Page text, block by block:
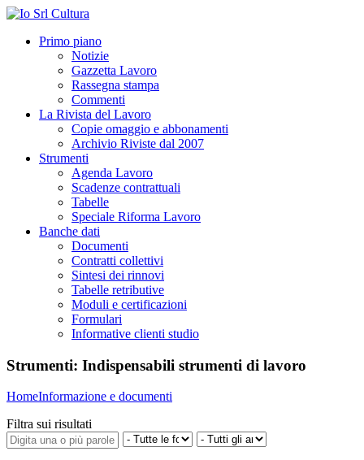
Primo piano
Notizie
Gazzetta Lavoro
Rassegna stampa
Commenti
La Rivista del Lavoro
Copie omaggio e abbonamenti
Archivio Riviste dal 2007
Strumenti
Agenda Lavoro
Scadenze contrattuali
Tabelle
Speciale Riforma Lavoro
Banche dati
Documenti
Contratti collettivi
Sintesi dei rinnovi
Tabelle retributive
Moduli e certificazioni
Formulari
Informative clienti studio
Strumenti: Indispensabili strumenti di lavoro
HomeInformazione e documenti
Filtra sui risultati